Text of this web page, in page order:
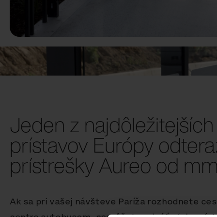
Jeden z
prístavov Európy
prístrešky Aureo od
Ak sa pri vašej návšteve Paríža rozhodnete